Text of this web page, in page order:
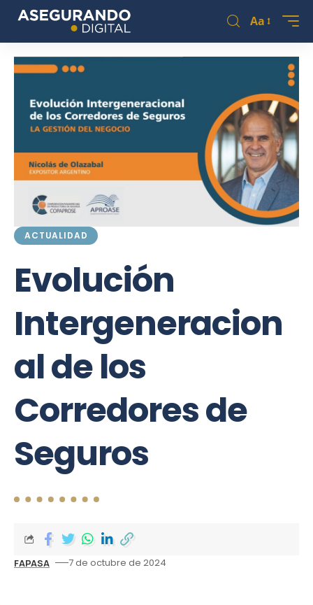
Aa
ACTUALIDAD
Evolución
Intergeneracion
al de los
Corredores de
Seguros
FAPASA 7 de octubre de 2024